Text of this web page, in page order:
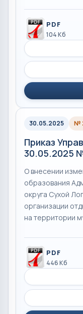
PDF
104 Кб
30.05.2025 №
Приказ
30.05.2025
О внесении
образования
округа Сухой
организации
на территории
PDF
446 Кб